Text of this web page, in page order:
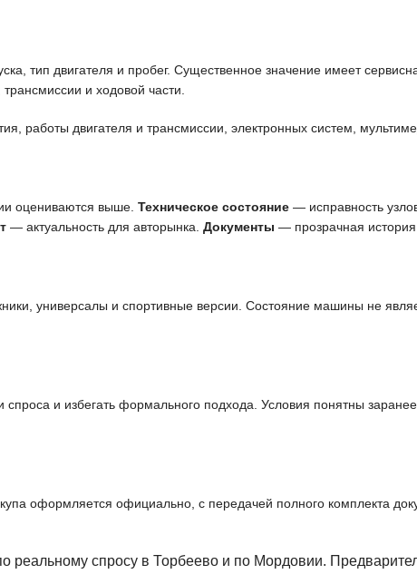
тип двигателя и пробег. Существенное значение имеет
и ходовой части.
работы двигателя и трансмиссии, электронных систем,
оцениваются выше. Техническое состояние — исправность
— актуальность для авторынка. Документы — прозрачная история
универсалы и спортивные версии. Состояние машины не
и избегать формального подхода. Условия понятны
оформляется официально, с передачей полного комплекта
реальному спросу в Торбеево и по Мордовии.